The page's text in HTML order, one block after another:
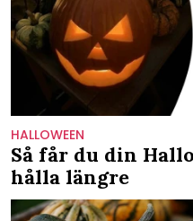
HALLOWEEN
Så får du din
hålla längre